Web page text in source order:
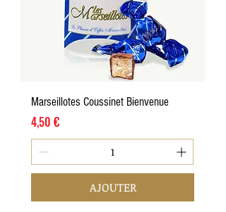
Marseillotes Coussinet Bienvenue
Prix
4,50 €
AJOUTER